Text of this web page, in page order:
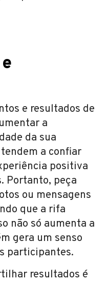
e resultados de
a
da sua
a confiar
positiva
Portanto, peça
ou mensagens
que a rifa
não só aumenta a
gera um senso
participantes.
resultados é